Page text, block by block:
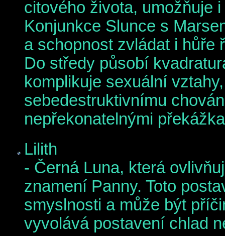
citového života, umožňuje
Konjunkce Slunce s
a schopnost zvládat i hůře
Do středy působí
komplikuje sexuální
sebedestruktivnímu
nepřekonatelnými
Lilith
- Černá Luna, která
znamení Panny. Toto
smyslnosti a může být
vyvolává postavení chlad